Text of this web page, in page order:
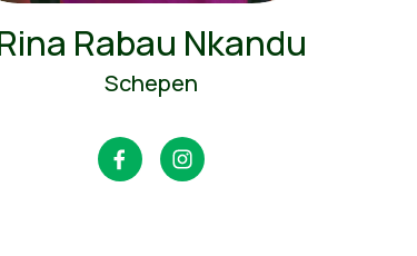
Rabau Nkandu
Schepen